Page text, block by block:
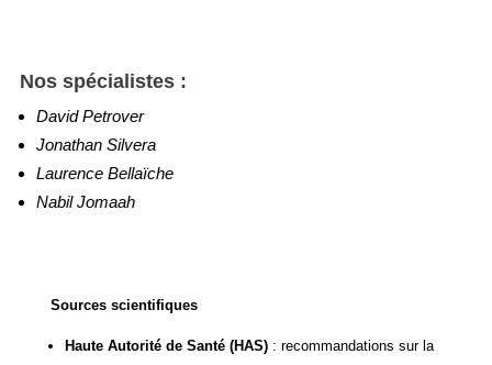
Nos spécialistes :
David Petrover
Jonathan Silvera
Laurence Bellaïche
Nabil Jomaah
Sources scientifiques
Haute Autorité de Santé (HAS) : recommandations sur la